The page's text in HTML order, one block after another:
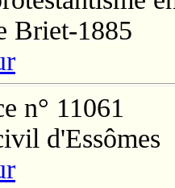
Briet-1885
n° 11061
d'Essômes